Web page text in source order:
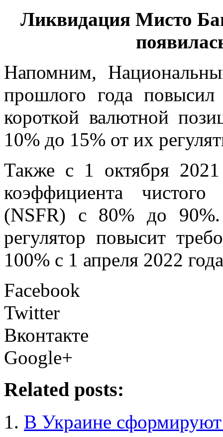
Ликвидация Мисто
Напомним,
прошлого года
короткой валютной
10% до 15% от их
Также с 1 октября
коэффициента чистого
(NSFR) с 80% до 90%.
регулятор повысит
100% с 1 апреля 2022
Facebook
Twitter
Вконтакте
Google+
Related posts:
В Украине сформируют